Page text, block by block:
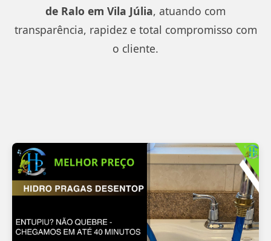
de Ralo em Vila Júlia, atuando com
transparência, rapidez e total compromisso com
o cliente.